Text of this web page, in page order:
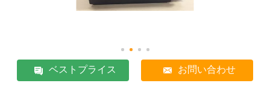
ベストプライス お問い合わせ